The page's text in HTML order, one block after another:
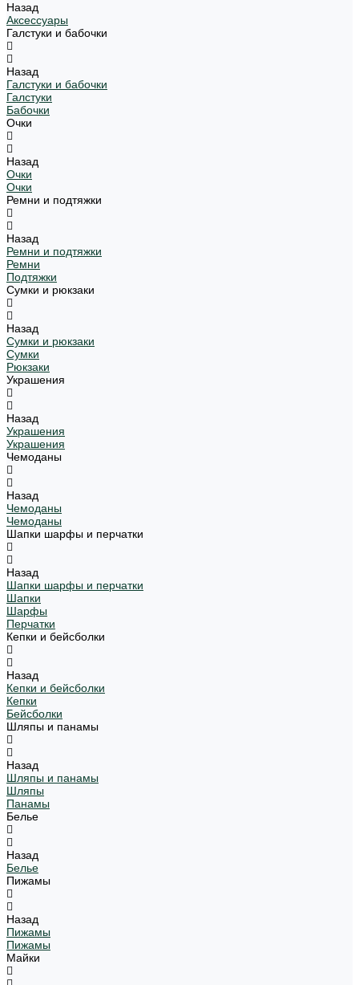
Назад
Аксессуары
Галстуки и бабочки
Назад
Галстуки и бабочки
Галстуки
Бабочки
Очки
Назад
Очки
Очки
Ремни и подтяжки
Назад
Ремни и подтяжки
Ремни
Подтяжки
Сумки и рюкзаки
Назад
Сумки и рюкзаки
Сумки
Рюкзаки
Украшения
Назад
Украшения
Украшения
Чемоданы
Назад
Чемоданы
Чемоданы
Шапки шарфы и перчатки
Назад
Шапки шарфы и перчатки
Шапки
Шарфы
Перчатки
Кепки и бейсболки
Назад
Кепки и бейсболки
Кепки
Бейсболки
Шляпы и панамы
Назад
Шляпы и панамы
Шляпы
Панамы
Белье
Назад
Белье
Пижамы
Назад
Пижамы
Пижамы
Майки